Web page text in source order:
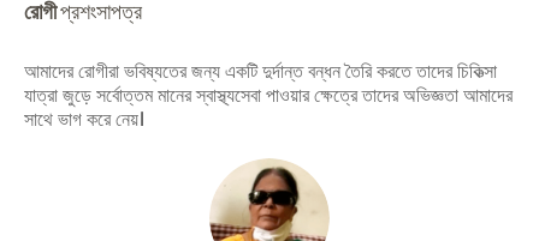
রোগীপ্রশংসাপত্র
আমাদের রোগীরা ভবিষ্যতের জন্য একটি দুর্দান্ত বন্ধন তৈরি করতে তাদের চিকিত্সা
যাত্রা জুড়ে সর্বোত্তম মানের স্বাস্থ্যসেবা পাওয়ার ক্ষেত্রে তাদের অভিজ্ঞতা আমাদের
সাথে ভাগ করে নেয়।